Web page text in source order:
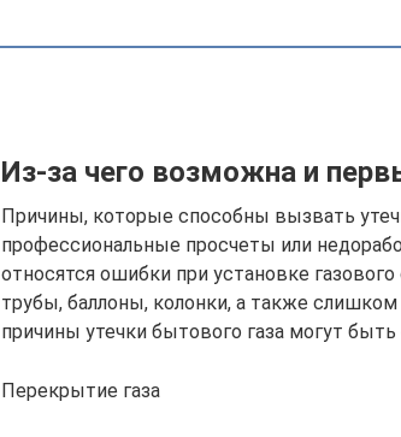
Из-за чего возможна и
Причины, которые способны вызвать
профессиональные просчеты или
относятся ошибки при установке
трубы, баллоны, колонки, а также слишком
причины утечки бытового газа могут
Перекрытие газа